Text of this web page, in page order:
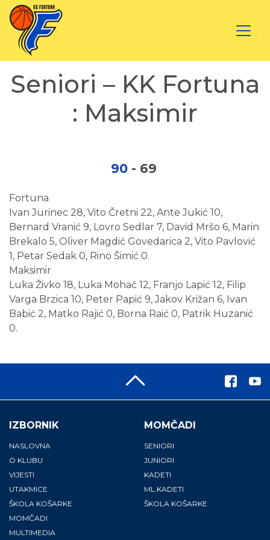
Seniori – KK Fortuna
: Maksimir
90 - 69
Fortuna
Ivan Jurinec 28, Vito Čretni 22, Ante Jukić 10,
Bernard Vranić 9, Lovro Sedlar 7, David Mršo 6, Marin
Brekalo 5, Oliver Magdić Govedarica 2, Vito Pavlović
1, Petar Sedak 0, Rino Šimić 0.
Maksimir
Luka Živko 18, Luka Mohač 12, Franjo Lapić 12, Filip
Varga Brzica 10, Peter Papić 9, Jakov Križan 6, Ivan
Babić 2, Matko Rajić 0, Borna Raić 0, Patrik Huzanić
0.
IZBORNIK
NASLOVNA
O KLUBU
VIJESTI
UTAKMICE
ŠKOLA KOŠARKE
MOMČADI
MULTIMEDIA
MOMČADI
SENIORI
JUNIORI
KADETI
ML.KADETI
ŠKOLA KOŠARKE